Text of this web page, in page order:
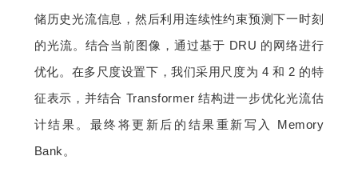
储历史光流信息，然后利用连续性约束预测下一时刻
的光流。结合当前图像，通过基于 DRU 的网络进行
优化。在多尺度设置下，我们采用尺度为 4 和 2 的特
征表示，并结合 Transformer 结构进一步优化光流估
计结果。最终将更新后的结果重新写入 Memory
Bank。